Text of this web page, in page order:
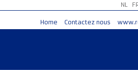
NL
Home Contactez nous